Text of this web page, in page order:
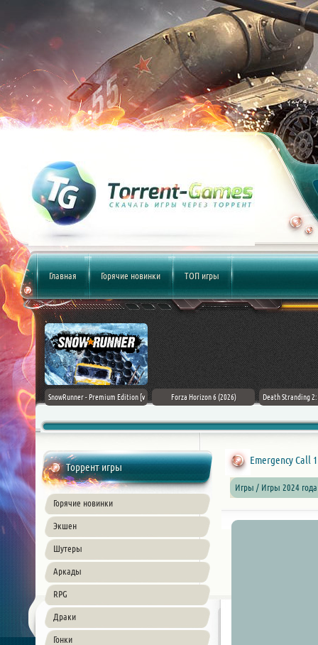
Главная Горячие новинки ТОП игры
Flag
PC
SnowRunner - Premium Edition [v
Forza Horizon 6 (2026) Death Stranding
Торрент игры
Горячие новинки
Экшен
Шутеры
Аркады
RPG
Драки
Гонки
Emergency Call
Игры / Игры 2024